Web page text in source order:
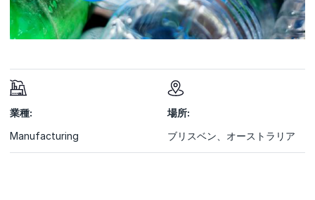
業種:
Manufacturing
場所:
ブリスベン、オーストラリア